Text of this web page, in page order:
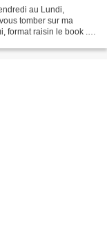
au Lundi,
tomber sur ma
format raisin le book ...)